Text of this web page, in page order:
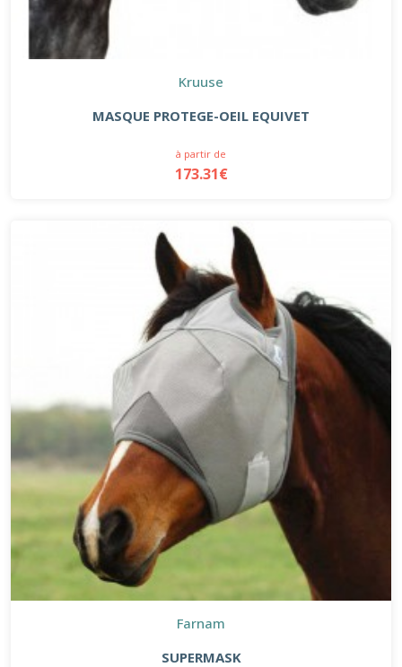
Kruuse
MASQUE PROTEGE-OEIL EQUIVET
à partir de
173.31€
Farnam
SUPERMASK